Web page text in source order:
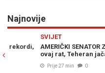
Najnovije
AMERIČKI SENATOR ZVONI
ovaj rat, Teheran jača..."
Prije 27 min 0